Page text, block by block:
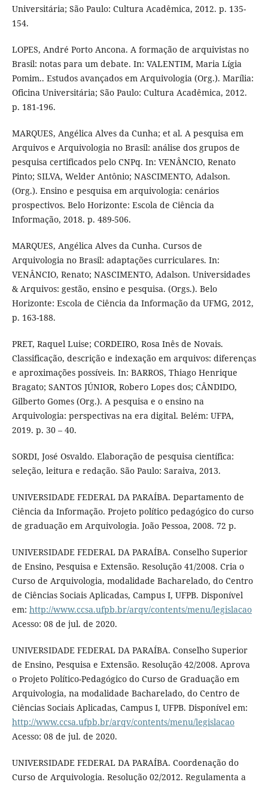
Universitária; São Paulo: Cultura Acadêmica, 2012. p. 135-
154.
LOPES, André Porto Ancona. A formação de arquivistas no
Brasil: notas para um debate. In: VALENTIM, Maria Lígia
Pomim.. Estudos avançados em Arquivologia (Org.). Marília:
Oficina Universitária; São Paulo: Cultura Acadêmica, 2012.
p. 181-196.
MARQUES, Angélica Alves da Cunha; et al. A pesquisa em
Arquivos e Arquivologia no Brasil: análise dos grupos de
pesquisa certificados pelo CNPq. In: VENÂNCIO, Renato
Pinto; SILVA, Welder Antônio; NASCIMENTO, Adalson.
(Org.). Ensino e pesquisa em arquivologia: cenários
prospectivos. Belo Horizonte: Escola de Ciência da
Informação, 2018. p. 489-506.
MARQUES, Angélica Alves da Cunha. Cursos de
Arquivologia no Brasil: adaptações curriculares. In:
VENÂNCIO, Renato; NASCIMENTO, Adalson. Universidades
& Arquivos: gestão, ensino e pesquisa. (Orgs.). Belo
Horizonte: Escola de Ciência da Informação da UFMG, 2012,
p. 163-188.
PRET, Raquel Luise; CORDEIRO, Rosa Inês de Novais.
Classificação, descrição e indexação em arquivos: diferenças
e aproximações possíveis. In: BARROS, Thiago Henrique
Bragato; SANTOS JÚNIOR, Robero Lopes dos; CÂNDIDO,
Gilberto Gomes (Org.). A pesquisa e o ensino na
Arquivologia: perspectivas na era digital. Belém: UFPA,
2019. p. 30 – 40.
SORDI, José Osvaldo. Elaboração de pesquisa científica:
seleção, leitura e redação. São Paulo: Saraiva, 2013.
UNIVERSIDADE FEDERAL DA PARAÍBA. Departamento de
Ciência da Informação. Projeto político pedagógico do curso
de graduação em Arquivologia. João Pessoa, 2008. 72 p.
UNIVERSIDADE FEDERAL DA PARAÍBA. Conselho Superior
de Ensino, Pesquisa e Extensão. Resolução 41/2008. Cria o
Curso de Arquivologia, modalidade Bacharelado, do Centro
de Ciências Sociais Aplicadas, Campus I, UFPB. Disponível
em: http://www.ccsa.ufpb.br/arqv/contents/menu/legislacao
Acesso: 08 de jul. de 2020.
UNIVERSIDADE FEDERAL DA PARAÍBA. Conselho Superior
de Ensino, Pesquisa e Extensão. Resolução 42/2008. Aprova
o Projeto Político-Pedagógico do Curso de Graduação em
Arquivologia, na modalidade Bacharelado, do Centro de
Ciências Sociais Aplicadas, Campus I, UFPB. Disponível em:
http://www.ccsa.ufpb.br/arqv/contents/menu/legislacao
Acesso: 08 de jul. de 2020.
UNIVERSIDADE FEDERAL DA PARAÍBA. Coordenação do
Curso de Arquivologia. Resolução 02/2012. Regulamenta a